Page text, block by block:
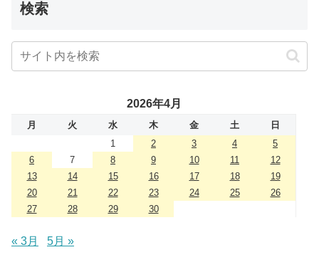
検索
2026年4月
月 火 水 木 金 土
日
1
2 3 4
5
6
7 8 9 10 11
12
13
14 15 16 17 18
19
20
21 22 23 24 25
26
27
28 29 30
« 3月 5月 »